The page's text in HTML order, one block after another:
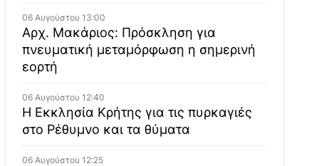
06 Αυγούστου 13:00
Αρχ. Μακάριος: Πρόσκληση για
πνευματική μεταμόρφωση η σημερινή
εορτή
06 Αυγούστου 12:40
Η Εκκλησία Κρήτης για τις πυρκαγιές
στο Ρέθυμνο και τα θύματα
06 Αυγούστου 12:25